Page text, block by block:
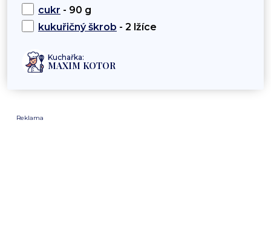
cukr - 90 g
kukuřičný škrob - 2 lžíce
Kuchařka:
MAXIM KOTOR
Reklama